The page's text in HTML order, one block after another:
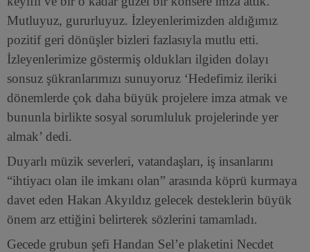
Mutluyuz, gururluyuz. İzleyenlerimizden aldığımız
pozitif geri dönüşler bizleri fazlasıyla mutlu etti.
İzleyenlerimize göstermiş oldukları ilgiden dolayı
sonsuz şükranlarımızı sunuyoruz ‘Hedefimiz ileriki
dönemlerde çok daha büyük projelere imza atmak ve
bununla birlikte sosyal sorumluluk projelerinde yer
almak’ dedi.
Duyarlı müzik severleri, vatandaşları, iş insanlarını
“ihtiyacı olan ile imkanı olan” arasında köprü kurmaya
davet eden Hakan Akyıldız gelecek desteklerin büyük
önem arz ettiğini belirterek sözlerini tamamladı.
Gecede grubun şefi Handan Sel’e plaketini Necdet